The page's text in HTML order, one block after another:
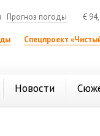
Прогноз погоды €
Спецпроект
Новости